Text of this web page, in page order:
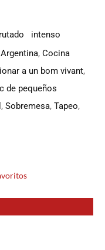
intenso
, Cocina
a un bom vivant,
de pequeños
, Sobremesa, Tapeo,